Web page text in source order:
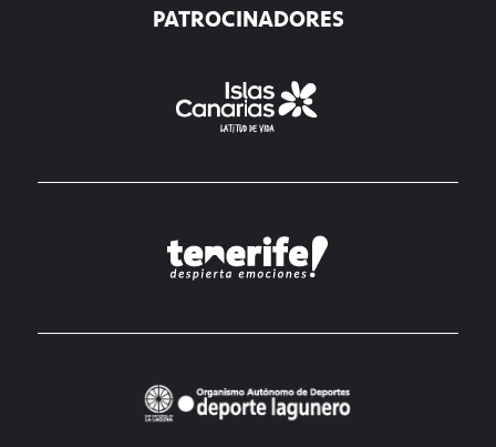
PATROCINADORES